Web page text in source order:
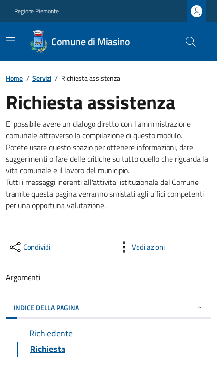
Regione Piemonte
Comune di Miasino
Home / Servizi / Richiesta assistenza
Richiesta assistenza
E' possibile avere un dialogo diretto con l'amministrazione
comunale attraverso la compilazione di questo modulo.
Potete usare questo spazio per ottenere informazioni, dare
suggerimenti o fare delle critiche su tutto quello che riguarda la
vita comunale e il lavoro del municipio.
Tutti i messaggi inerenti all'attivita' istituzionale del Comune
tramite questa pagina verranno smistati agli uffici competenti
per una opportuna valutazione.
Condividi Vedi azioni
Argomenti
INDICE DELLA PAGINA
Richiedente
Richiesta